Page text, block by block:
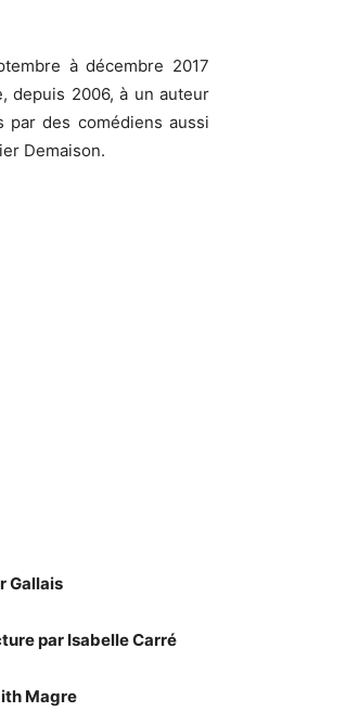
à décembre 2017
depuis 2006, à un auteur
des comédiens aussi
Demaison.
Gallais
par Isabelle Carré
Magre